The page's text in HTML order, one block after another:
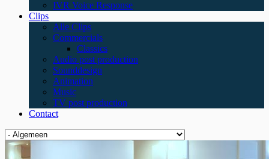
IVR Voice Response
Clips
Alle Clips
Commercials
Classics
Audio post production
Sounddesign
Animation
Music
TV post production
Contact